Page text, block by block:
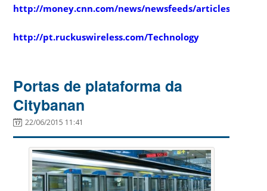
http://money.cnn.com/news/newsfeeds/articles/
http://pt.ruckuswireless.com/Technology
Portas de plataforma da
Citybanan
22/06/2015 11:41